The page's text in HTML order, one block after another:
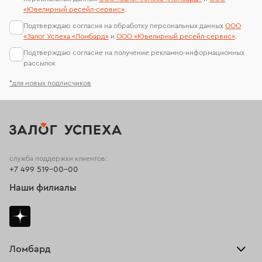
*для новых подписчиков
«Ювелирный ресейл-сервиc».
Подтверждаю согласия на обработку персональных данных ООО
«Залог Успеха «Ломбард» и ООО «Ювелирный ресейл-сервиc».
Подтверждаю согласие на получение рекламно-информационных
рассылок
Ломбард
служба поддержки клиентов:
+7 499 519-00-00
Наши филиалы